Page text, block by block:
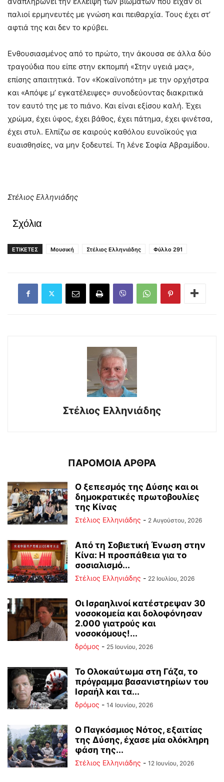
παλιοί ερμηνευτές με γνώση και πειθαρχία. Τους έχει στ’
αφτιά της και δεν το κρύβει.
Ενθουσιασμένος από το πρώτο, την άκουσα σε άλλα δύο
τραγούδια που είπε στην εκπομπή «Στην υγειά μας»,
επίσης απαιτητικά. Τον «Κοκαϊνοπότη» με την ορχήστρα
και «Απόψε μ’ εγκατέλειψες» συνοδεύοντας διακριτικά
τον εαυτό της με το πιάνο. Και είναι εξίσου καλή. Έχει
χρώμα, έχει ύφος, έχει βάθος, έχει πάτημα, έχει φινέτσα,
έχει στυλ. Ελπίζω σε καιρούς καθόλου ευνοϊκούς για
ευαισθησίες, να μην ξοδευτεί. Τη λένε Σοφία Αβραμίδου.
Στέλιος Ελληνιάδης
Σχόλια
ΕΤΙΚΕΤΕΣ Μουσική Στέλιος Ελληνιάδης Φύλλο 291
Στέλιος Ελληνιάδης
ΠΑΡΟΜΟΙΑ ΑΡΘΡΑ
Ο ξεπεσμός της Δύσης και οι
δημοκρατικές πρωτοβουλίες
της Κίνας
Στέλιος Ελληνιάδης - 2 Αυγούστου, 2026
Από τη Σοβιετική Ένωση στην
Κίνα: Η προσπάθεια για το
σοσιαλισμό...
Στέλιος Ελληνιάδης - 22 Ιουλίου, 2026
Οι Ισραηλινοί κατέστρεψαν 30
νοσοκομεία και δολοφόνησαν
2.000 γιατρούς και
νοσοκόμους!...
δρόμος - 25 Ιουνίου, 2026
Το Ολοκαύτωμα στη Γάζα, το
πρόγραμμα βασανιστηρίων του
Ισραήλ και τα...
δρόμος - 14 Ιουνίου, 2026
Ο Παγκόσμιος Νότος, εξαιτίας
της Δύσης, έχασε μία ολόκληρη
φάση της...
Στέλιος Ελληνιάδης - 12 Ιουνίου, 2026